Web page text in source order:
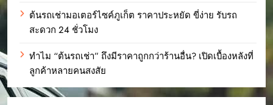
ต้นรถเช่ามอเตอร์ไซค์ภูเก็ต ราคาประหยัด ขี่ง่าย รับรถ
สะดวก 24 ชั่วโมง
ทำไม “ต้นรถเช่า” ถึงมีราคาถูกกว่าร้านอื่น? เปิดเบื้องหลังที่
ลูกค้าหลายคนสงสัย